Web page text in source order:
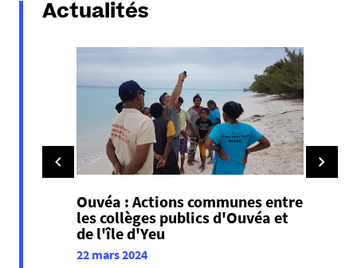
Actualités
Ouvéa : Actions communes entre
les collèges publics d'Ouvéa et
de l'île d'Yeu
22 mars 2024